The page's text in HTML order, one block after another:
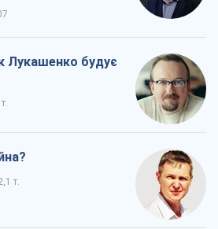
Лукашенко будує
т.